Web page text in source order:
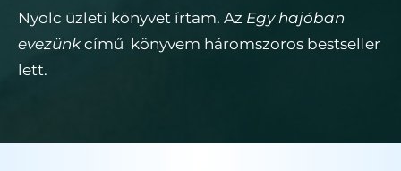
Nyolc üzleti könyvet írtam. Az Egy hajóban
evezünkcímű könyvem háromszoros bestseller
lett.